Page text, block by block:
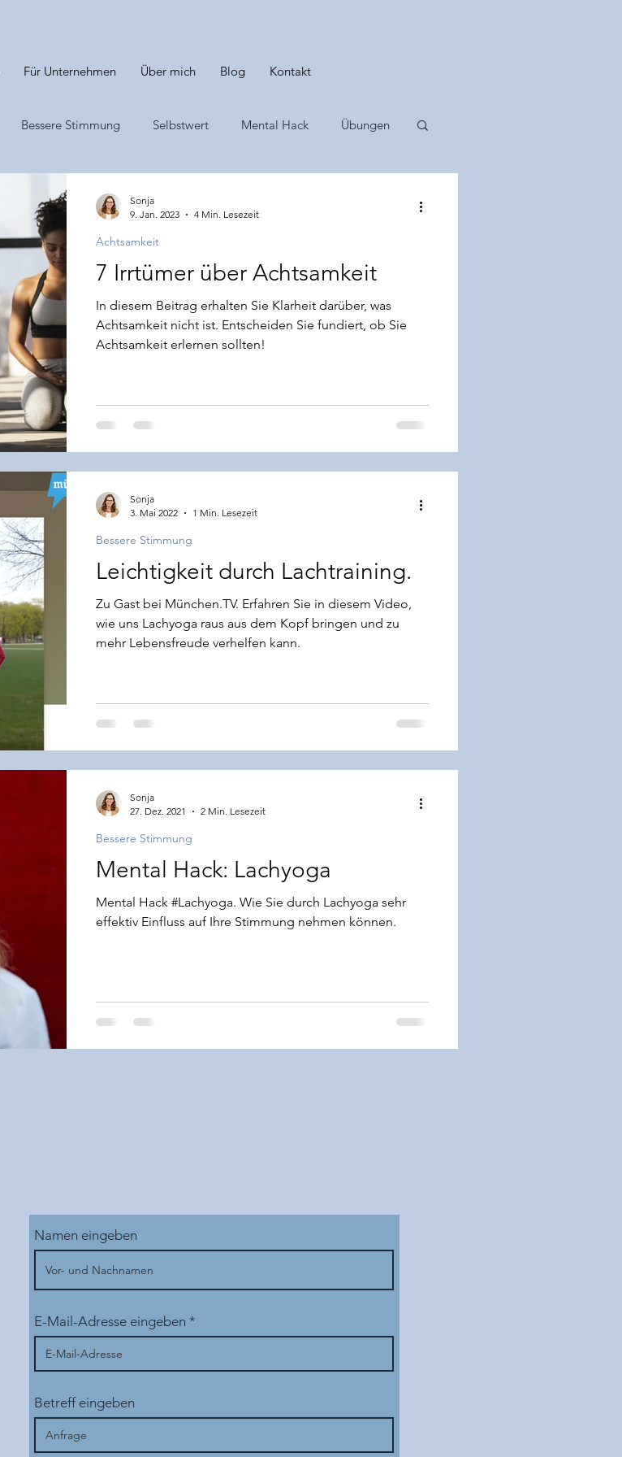
Für Unternehmen Über mich Blog Kontakt
Bessere Stimmung Selbstwert Mental Hack Übungen
Neuanfang
7 Irrtümer über Achtsamkeit
In diesem Beitrag erhalten Sie Klarheit darüber, was
Achtsamkeit nicht ist. Entscheiden Sie fundiert, ob Sie
Achtsamkeit erlernen sollten!
Achtsamkeit
Sonja
9. Jan. 2023
4 Min. Lesezeit
Leichtigkeit durch Lachtraining.
Zu Gast bei München.TV. Erfahren Sie in diesem Video,
wie uns Lachyoga raus aus dem Kopf bringen und zu
mehr Lebensfreude verhelfen kann.
Bessere Stimmung
Sonja
3. Mai 2022
1 Min. Lesezeit
Mental Hack: Lachyoga
Mental Hack #Lachyoga. Wie Sie durch Lachyoga sehr
effektiv Einfluss auf Ihre Stimmung nehmen können.
Bessere Stimmung
Sonja
27. Dez. 2021
2 Min. Lesezeit
Namen eingeben
E-Mail-Adresse eingeben
Betreff eingeben